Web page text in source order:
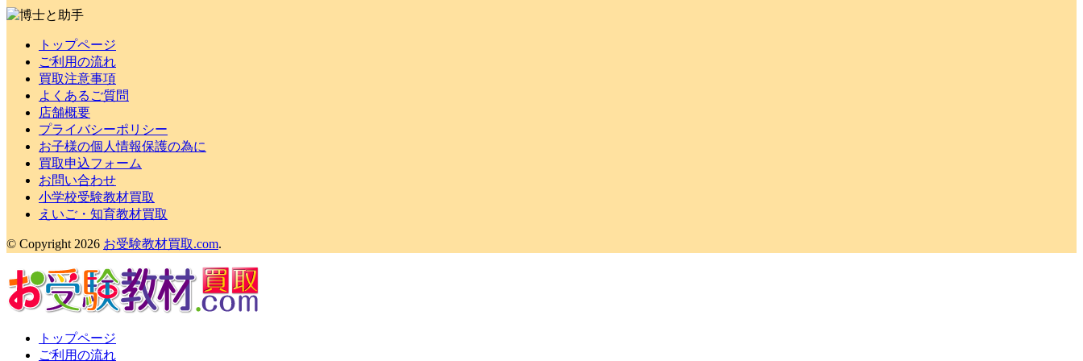
トップページ
ご利用の流れ
買取注意事項
よくあるご質問
店舗概要
プライバシーポリシー
お子様の個人情報保護の為に
買取申込フォーム
お問い合わせ
小学校受験教材買取
えいご・知育教材買取
© Copyright 2026 お受験教材買取.com.
トップページ
ご利用の流れ